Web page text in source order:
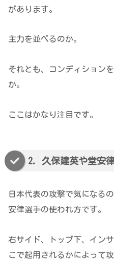
があります。
主力を並べるのか。
それとも、コンディション
か。
ここはかなり注目です。
2. 久保建英や堂安
日本代表の攻撃で気になる
安律選手の使われ方です。
右サイド、トップ下、イン
こで起用されるかによって